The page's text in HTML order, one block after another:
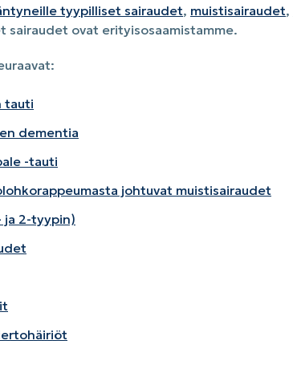
tyypilliset sairaudet, muistisairaudet,
sairaudet ovat erityisosaamistamme.
tauti
dementia
-tauti
johtuvat muistisairaudet
ja 2-tyypin)